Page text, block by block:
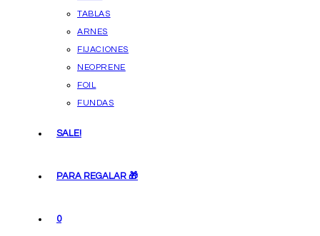
TABLAS
ARNES
FIJACIONES
NEOPRENE
FOIL
FUNDAS
SALE!
PARA REGALAR 🎁
0